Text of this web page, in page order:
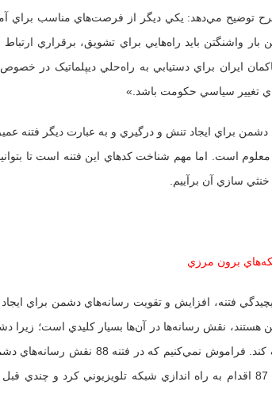
توضيح مي‌دهد: يکي ديگر از فرصت‌هاي مناسب براي
بار واشنگتن بايد راه‌هايي براي تشويق، برقراري
ايران براي دستيابي به راه‌حلي ديپلماتيک در
تغيير سياسي حکومت باشد.»
براي ايجاد تنش و درگيري و به عبارت ديگر فتنه
معلوم است. اما مهم شناخت کدهاي اين فتنه است تا
سازي آن برآييم.
فتنه، افزايش و تقويت رسانه‌هاي دشمن براي
هستند، نقش رسانه‌ها در آن‌ها بسيار کليدي است؛
اعتماد و آن‌ها را بر ضد آن تحريک کند.
برگزاري انتخابات يعني در اسفند 87 اقدام به راه اندازي شبکه